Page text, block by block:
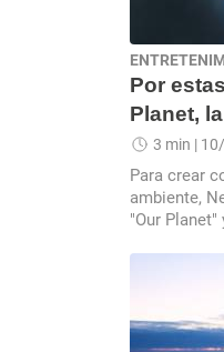
Por
Planet,
3 min |
Para crear
ambiente,
"Our